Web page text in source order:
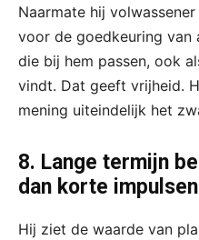
Naarmate hij
voor de goedkeuring van
die bij hem passen, ook
vindt. Dat geeft vrijheid.
mening uiteindelijk het
8. Lange termijn
dan korte impulsen
Hij ziet de waarde van